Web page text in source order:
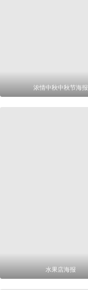
浓情中秋中秋节海报
水果店海报